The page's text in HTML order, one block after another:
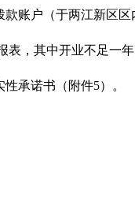
账户（于两江新区区
，其中开业不足一
承诺书（附件5）。